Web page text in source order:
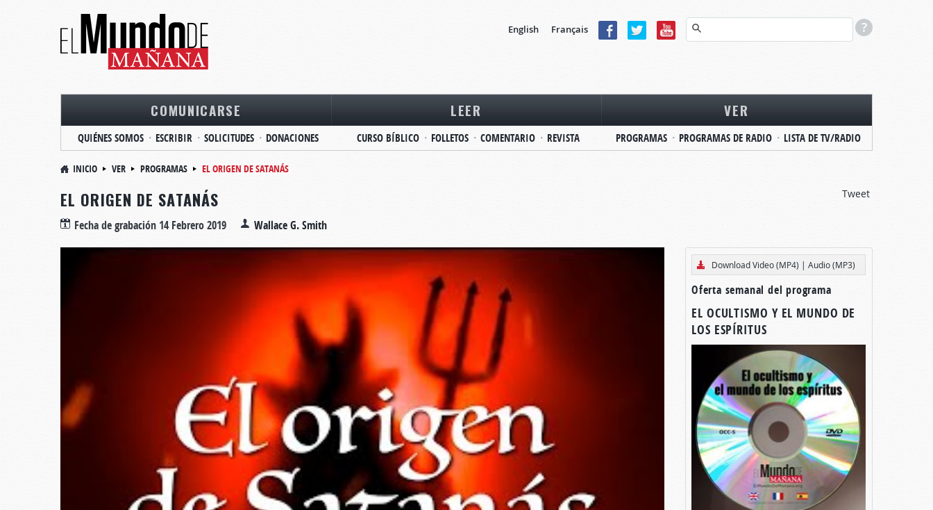
English Français
COMUNICARSE
QUIÉNES SOMOS ESCRIBIR SOLICITUDES DONACIONES
LEER
CURSO BÍBLICO FOLLETOS COMENTARIO REVISTA
VER
PROGRAMAS PROGRAMAS DE RADIO LISTA DE TV/RADIO
INICIO VER PROGRAMAS EL ORIGEN DE SATANÁS
EL ORIGEN DE SATANÁS
Fecha de grabación 14 Febrero 2019 Wallace G. Smith
Tweet
Download Video (MP4) | Audio (MP3)
Oferta semanal del programa
EL OCULTISMO Y EL MUNDO DE
LOS ESPÍRITUS